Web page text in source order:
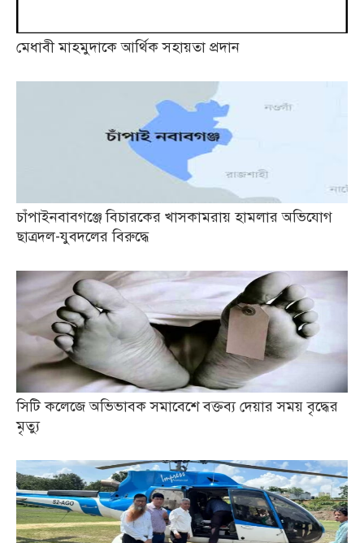
মেধাবী মাহমুদাকে আর্থিক সহায়তা প্রদান
চাঁপাইনবাবগঞ্জে বিচারকের খাসকামরায় হামলার অভিযোগ
ছাত্রদল-যুবদলের বিরুদ্ধে
সিটি কলেজে অভিভাবক সমাবেশে বক্তব্য দেয়ার সময় বৃদ্ধের
মৃত্যু